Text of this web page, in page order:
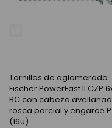
Tornillos de aglomerado
Fischer PowerFast II CZP
BC con cabeza
rosca parcial y engarce
(16u)